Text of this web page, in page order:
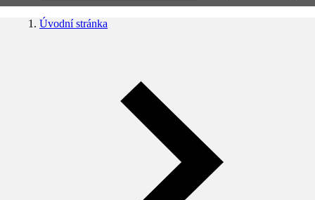
Úvodní stránka